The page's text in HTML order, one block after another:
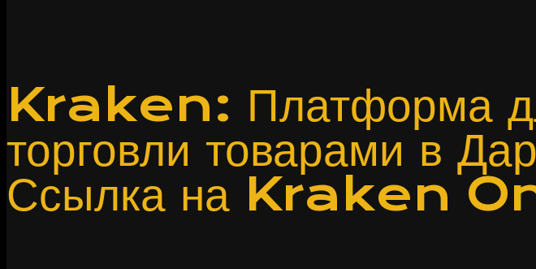
Kraken: Платформа
торговли товарами в
Ссылка на Kraken